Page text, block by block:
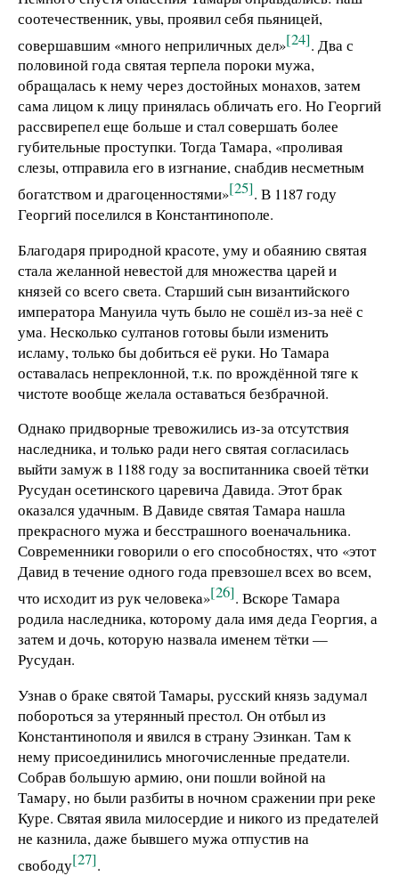
соотечественник, увы, проявил себя пьяницей,
совершавшим «много неприличных дел»[24]. Два с
половиной года святая терпела пороки мужа,
обращалась к нему через достойных монахов, затем
сама лицом к лицу принялась обличать его. Но Георгий
рассвирепел еще больше и стал совершать более
губительные проступки. Тогда Тамара, «проливая
слезы, отправила его в изгнание, снабдив несметным
богатством и драгоценностями»[25]. В 1187 году
Георгий поселился в Константинополе.
Благодаря природной красоте, уму и обаянию святая
стала желанной невестой для множества царей и
князей со всего света. Старший сын византийского
императора Мануила чуть было не сошёл из-за неё с
ума. Несколько султанов готовы были изменить
исламу, только бы добиться её руки. Но Тамара
оставалась непреклонной, т.к. по врождённой тяге к
чистоте вообще желала оставаться безбрачной.
Однако придворные тревожились из-за отсутствия
наследника, и только ради него святая согласилась
выйти замуж в 1188 году за воспитанника своей тётки
Русудан осетинского царевича Давида. Этот брак
оказался удачным. В Давиде святая Тамара нашла
прекрасного мужа и бесстрашного военачальника.
Современники говорили о его способностях, что «этот
Давид в течение одного года превзошел всех во всем,
что исходит из рук человека»[26]. Вскоре Тамара
родила наследника, которому дала имя деда Георгия, а
затем и дочь, которую назвала именем тётки —
Русудан.
Узнав о браке святой Тамары, русский князь задумал
побороться за утерянный престол. Он отбыл из
Константинополя и явился в страну Эзинкан. Там к
нему присоединились многочисленные предатели.
Собрав большую армию, они пошли войной на
Тамару, но были разбиты в ночном сражении при реке
Куре. Святая явила милосердие и никого из предателей
не казнила, даже бывшего мужа отпустив на
свободу[27].